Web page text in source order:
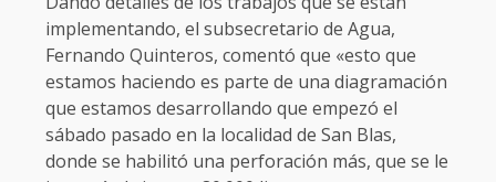
implementando, el subsecretario de Agua,
Fernando Quinteros, comentó que «esto que
estamos haciendo es parte de una diagramación
que estamos desarrollando que empezó el
sábado pasado en la localidad de San Blas,
donde se habilitó una perforación más, que se le